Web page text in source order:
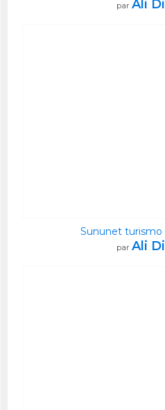
par Ali
Sununet turismo
par Ali